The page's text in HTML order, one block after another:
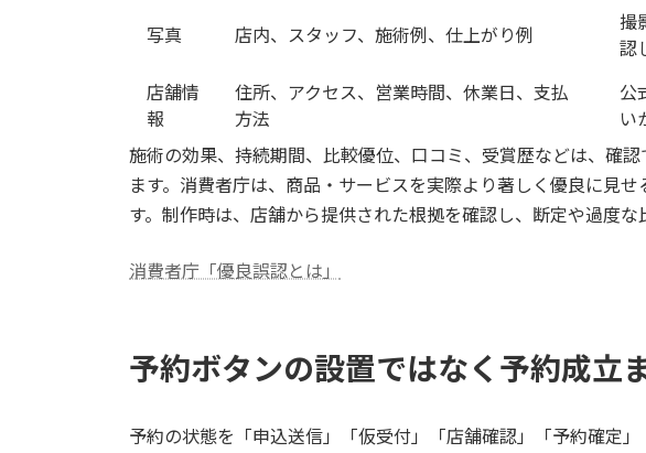
写真 店内、スタッフ、施術例、仕上がり例
撮
認
店舗情
報
住所、アクセス、営業時間、休業日、支払
方法
公
い
施術の効果、持続期間、比較優位、口コミ、受賞歴などは、確
ます。消費者庁は、商品・サービスを実際より著しく優良に見
す。制作時は、店舗から提供された根拠を確認し、断定や過度な
消費者庁「優良誤認とは」
予約ボタンの設置ではなく予約成立
予約の状態を「申込送信」「仮受付」「店舗確認」「予約確定